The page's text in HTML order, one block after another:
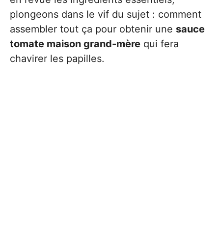
plongeons dans le vif du sujet : comment
assembler tout ça pour obtenir une sauce
tomate maison grand-mère qui fera
chavirer les papilles.